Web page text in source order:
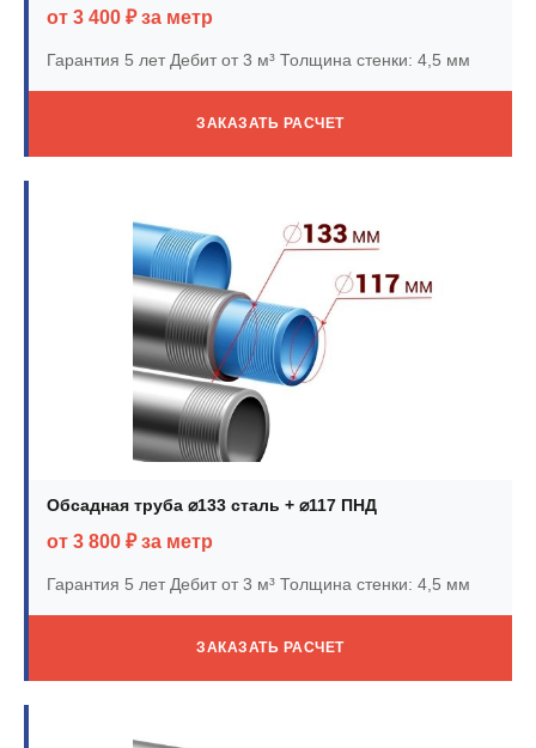
от 3 400 ₽ за метр
Гарантия 5 летДебит от 3 м³ Толщина стенки: 4,5 мм
ЗАКАЗАТЬ РАСЧЕТ
Обсадная труба ⌀133 сталь + ⌀117 ПНД
от 3 800 ₽ за метр
Гарантия 5 летДебит от 3 м³ Толщина стенки: 4,5 мм
ЗАКАЗАТЬ РАСЧЕТ